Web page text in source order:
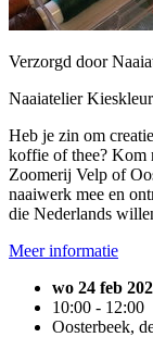
Verzorgd door
Naaiatelier
Heb je zin om
koffie of thee? Kom
Zoomerij Velp of
naaiwerk mee en
die Nederlands
Meer informatie
wo 24 feb
10:00 - 12:00
Oosterbeek,